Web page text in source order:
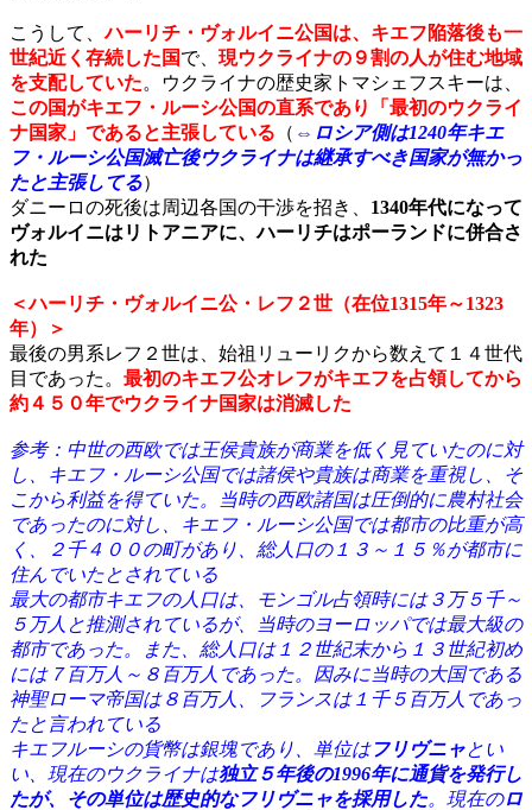
こうして、ハーリチ・ヴォルイニ公国は、キエフ陥落後も一
世紀近く存続した国で、 現ウクライナの９割の人が住む地域
を支配していた。ウクライナの歴史家トマシェフスキーは、
この国がキエフ・ルーシ公国の直系であり「最初のウクライ
ナ国家」であると主張している （ ⇔ロシア側は1240年キエ
フ・ルーシ公国滅亡後ウクライナは継承すべき国家が無かっ
たと主張してる）
ダニーロの死後は周辺各国の干渉を招き、 1340年代になって
ヴォルイニはリトアニアに、ハーリチはポーランドに併合さ
れた
＜ハーリチ・ヴォルイニ公・レフ２世（在位1315年～1323
年）＞
最後の男系レフ２世は、始祖リューリクから数えて１４世代
目であった。 最初のキエフ公オレフがキエフを占領してから
約４５０年でウクライナ国家は消滅した
参考： 中世の西欧では王侯貴族が商業を低く見ていたのに対
し、キエフ・ルーシ公国では諸侯や貴族は商業を重視し、そ
こから利益を得ていた。当時の西欧諸国は圧倒的に農村社会
であったのに対し、キエフ・ルーシ公国では都市の比重が高
く、２千４００の町があり、総人口の１３～１５％が都市に
住んでいたとされている
最大の都市キエフの人口は、モンゴル占領時には３万５千～
５万人と推測されているが、当時のヨーロッパでは最大級の
都市であった。また、総人口は１２世紀末から１３世紀初め
には７百万人～８百万人であった。因みに当時の大国である
神聖ローマ帝国は８百万人、フランスは１千５百万人であっ
たと言われている
キエフルーシの貨幣は銀塊であり、単位はフリヴニャとい
い、現在のウクライナは独立５年後の1996年に通貨を発行し
たが、その単位は歴史的なフリヴニャを採用した。現在のロ